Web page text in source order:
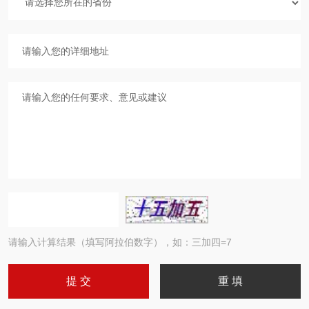
请输入计算结果（填写阿拉伯数字），如：三加四=7